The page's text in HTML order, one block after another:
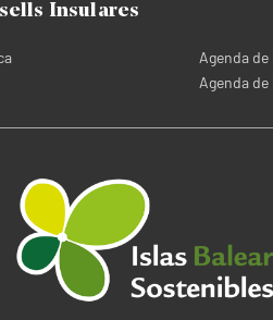
Insulares
Agenda
Agenda